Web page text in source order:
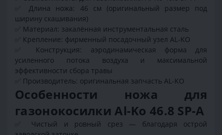
Длина ножа: 46 см (оригинальный размер под
ширину скашивания)
Материал: закалённая инструментальная сталь
Крепление: фирменный посадочный узел AL-KO
Конструкция: аэродинамическая форма для
усиленного потока воздуха и максимальной
эффективности сбора травы
Производитель: оригинальная запчасть AL-KO
Особенности ножа для
газонокосилки Al-Ko 46.8 SP-A
Чистый и ровный срез — благодаря острой